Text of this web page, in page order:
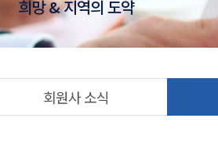
희망 & 지역의 도약
회원사 소식